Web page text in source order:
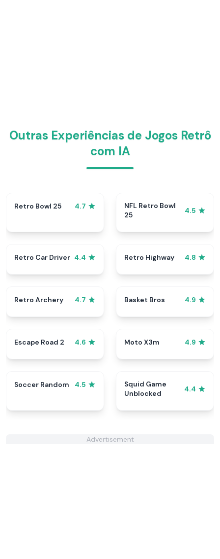
Outras Experiências de Jogos Retrô
com IA
Retro Bowl 25 4.7
NFL Retro Bowl
25
4.5
Retro Car Driver 4.4 Retro Highway 4.8
Retro Archery 4.7 Basket Bros 4.9
Escape Road 2 4.6 Moto X3m 4.9
Soccer Random 4.5
Squid Game
Unblocked
4.4
Advertisement